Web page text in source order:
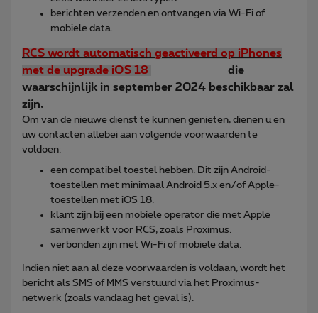
berichten verzenden en ontvangen via Wi-Fi of
mobiele data.
RCS wordt automatisch geactiveerd op iPhones
met de upgrade iOS 18
die
waarschijnlijk in september 2024 beschikbaar zal
zijn.
Om van de nieuwe dienst te kunnen genieten, dienen u en
uw contacten allebei aan volgende voorwaarden te
voldoen:
een compatibel toestel hebben. Dit zijn Android-
toestellen met minimaal Android 5.x en/of Apple-
toestellen met iOS 18.
klant zijn bij een mobiele operator die met Apple
samenwerkt voor RCS, zoals Proximus.
verbonden zijn met Wi-Fi of mobiele data.
Indien niet aan al deze voorwaarden is voldaan, wordt het
bericht als SMS of MMS verstuurd via het Proximus-
netwerk (zoals vandaag het geval is).